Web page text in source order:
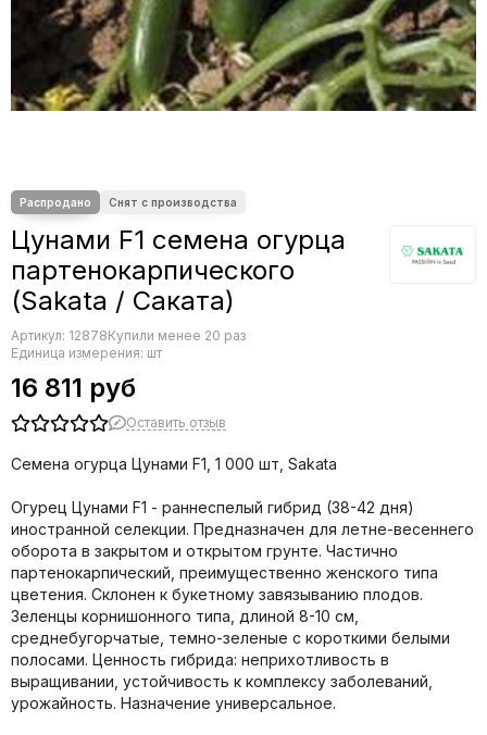
Редис
Салат
Свекла
Тыква
Земляника
Микрозелень - семена для проращивания
Фасоль
Фенхель
Цунами F1 семена огурца
партенокарпического
(Sakata / Саката)
Артикул: 12878Купили менее 20 раз
Единица измерения: шт
16 811 руб
Оставить отзыв
Семена огурца Цунами F1, 1 000 шт, Sakata
Огурец Цунами F1 - раннеспелый гибрид (38-42 дня)
иностранной селекции. Предназначен для летне-весеннего
оборота в закрытом и открытом грунте. Частично
партенокарпический, преимущественно женского типа
цветения. Склонен к букетному завязыванию плодов.
Зеленцы корнишонного типа, длиной 8-10 см,
среднебугорчатые, темно-зеленые с короткими белыми
полосами. Ценность гибрида: неприхотливость в
выращивании, устойчивость к комплексу заболеваний,
урожайность. Назначение универсальное.